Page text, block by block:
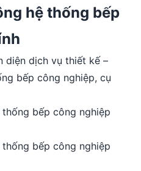
hệ thống bếp
diện dịch vụ thiết kế –
bếp công nghiệp, cụ
bếp công nghiệp
bếp công nghiệp